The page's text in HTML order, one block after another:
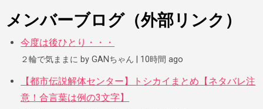
メンバーブログ（外部リンク）
今度は後ひとり・・・
２輪で気ままに by GANちゃん 10時間 ago
【都市伝説解体センター】トシカイまとめ【ネタバレ注
意！合言葉は例の3文字】